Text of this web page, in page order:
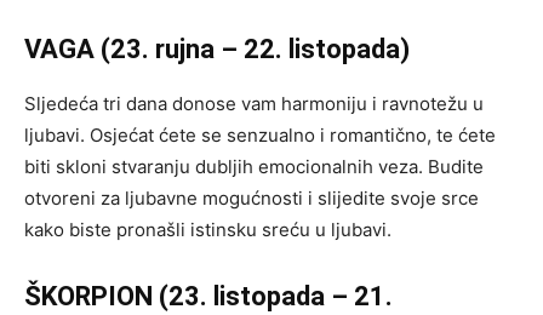
VAGA (23. rujna – 22. listopada)
Sljedeća tri dana donose vam harmoniju i ravnotežu u
ljubavi. Osjećat ćete se senzualno i romantično, te ćete
biti skloni stvaranju dubljih emocionalnih veza. Budite
otvoreni za ljubavne mogućnosti i slijedite svoje srce
kako biste pronašli istinsku sreću u ljubavi.
ŠKORPION (23. listopada – 21.